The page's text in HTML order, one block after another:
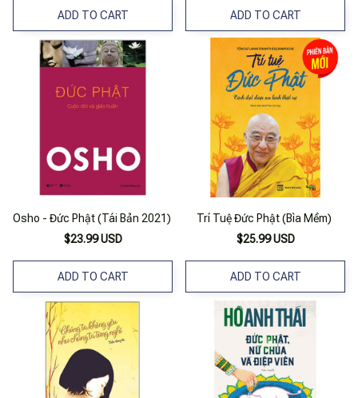
ADD TO CART ADD TO CART
Osho - Đức Phật (Tái Bản 2021)
$23.99 USD
ADD TO CART
Trí Tuệ Đức Phật (Bìa Mềm)
$25.99 USD
ADD TO CART